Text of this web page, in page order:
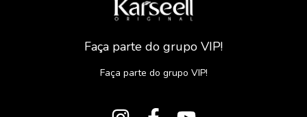
Faça parte do grupo VIP!
Faça parte do grupo VIP!